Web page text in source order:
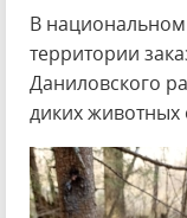
В
территории
Даниловского
диких животных